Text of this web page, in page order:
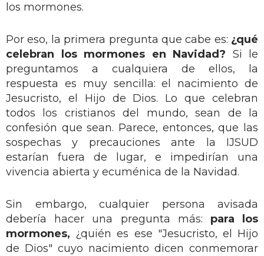
los mormones.
Por eso, la primera pregunta que cabe es: ¿qué
celebran los mormones en Navidad? Si le
preguntamos a cualquiera de ellos, la
respuesta es muy sencilla: el nacimiento de
Jesucristo, el Hijo de Dios. Lo que celebran
todos los cristianos del mundo, sean de la
confesión que sean. Parece, entonces, que las
sospechas y precauciones ante la IJSUD
estarían fuera de lugar, e impedirían una
vivencia abierta y ecuménica de la Navidad.
Sin embargo, cualquier persona avisada
debería hacer una pregunta más: para los
mormones, ¿quién es ese "Jesucristo, el Hijo
de Dios" cuyo nacimiento dicen conmemorar